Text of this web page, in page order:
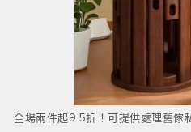
全場兩件起9.5折！可提供處理舊傢